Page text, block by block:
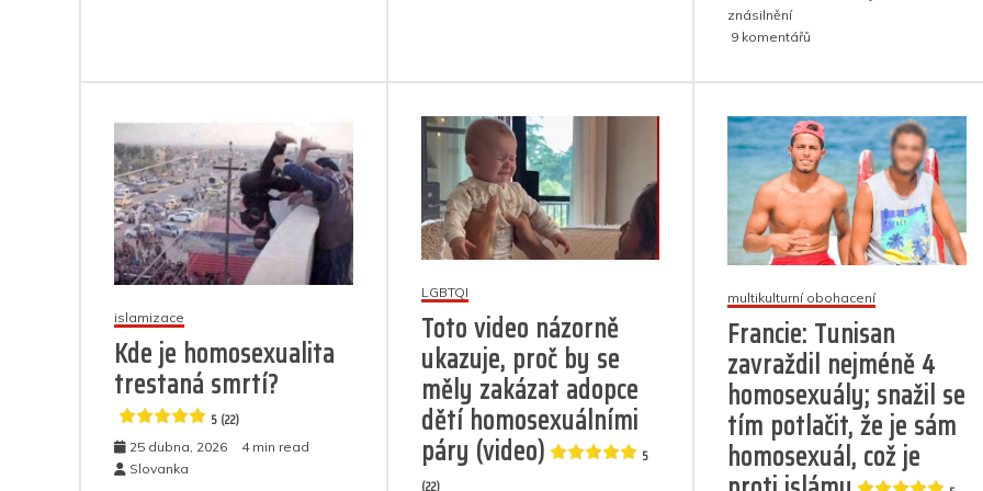
zvrhlá
woke
ideologie:
Za
znásilňování
chlapečka
k
strach
nálepky
„homofobů“
na
5
(9)
o
o
k
znásilnění
9 komentářů
s
Homosexuální
pár
získal
do
péče
kojence:
Chlapeček
opakovaně
znásilňován
týrán,
po
4
měsících
zemřel
islamizace
Kde je homosexualita
trestaná smrtí?
5 (22)
25 dubna, 2026
4 min read
Slovanka
LGBTQI
Toto video názorně
ukazuje, proč by se
měly zakázat adopce
dětí homosexuálními
páry (video)
5
(22)
multikulturní obohacení
Francie: Tunisan
zavraždil nejméně 4
homosexuály; snažil se
tím potlačit, že je sám
homosexuál, což je